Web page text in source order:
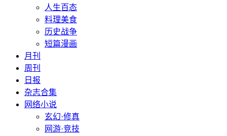
人生百态
料理美食
历史战争
短篇漫画
月刊
周刊
日报
杂志合集
网络小说
玄幻·修真
网游·竞技